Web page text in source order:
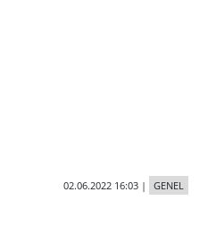
02.06.2022 16:03| GENEL